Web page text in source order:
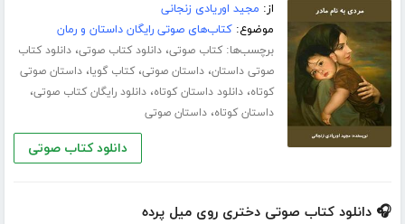
از: مجید اوریادی زنجانی
موضوع:کتاب‌های صوتی رایگان داستان و رمان
برچسب‌ها:کتاب صوتی،دانلود کتاب صوتی،دانلود کتاب
صوتی داستان،داستان صوتی،کتاب گویا،داستان صوتی
کوتاه،دانلود داستان کوتاه،دانلود رایگان کتاب صوتی،
داستان کوتاه،داستان صوتی
دانلود کتاب صوتی
🎧 دانلود کتاب صوتی دختری روی میل پرده